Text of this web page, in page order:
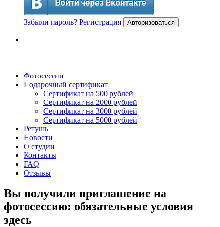
Забыли пароль? Регистрация Авторизоваться
Фотосессии
Подарочный сертификат
Сертификат на 500 рублей
Сертификат на 2000 рублей
Сертификат на 3000 рублей
Сертификат на 5000 рублей
Ретушь
Новости
О студии
Контакты
FAQ
Отзывы
Вы получили приглашение на
фотосессию: обязательные условия
здесь